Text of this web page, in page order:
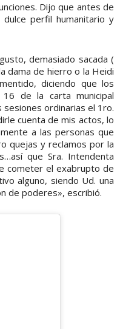
Dijo que antes de
perfil humanitario y
demasiado sacada (
dama de hierro o la Heidi
diciendo que los
16 de la carta municipal
ordinarias el 1ro.
cuenta de mis actos, lo
a las personas que
quejas y reclamos por la
que Sra. Intendenta
cometer el exabrupto de
alguno, siendo Ud. una
de poderes», escribió.